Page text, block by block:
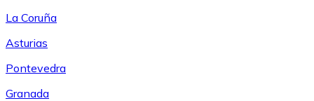
La Coruña
Asturias
Pontevedra
Granada